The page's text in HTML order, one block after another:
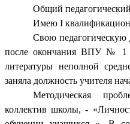
Общий
Имею I
Свою педагогическую
после окончания ВПУ № 1
литературы неполной
заняла должность учителя
Методическая
коллектив школы, -